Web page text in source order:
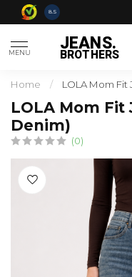
8.5
MENU JEANS.
BROTHERS
Home / LOLA Mom
LOLA Mom Fit
Denim)
(0)